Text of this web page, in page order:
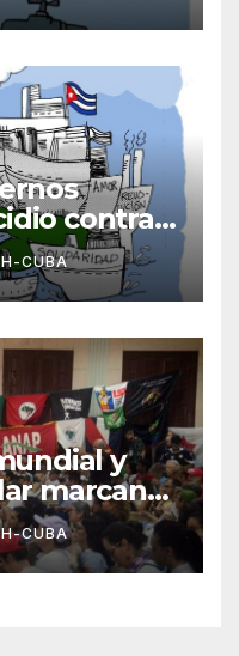
contra
López
CUBA
y
marcan
CUBA